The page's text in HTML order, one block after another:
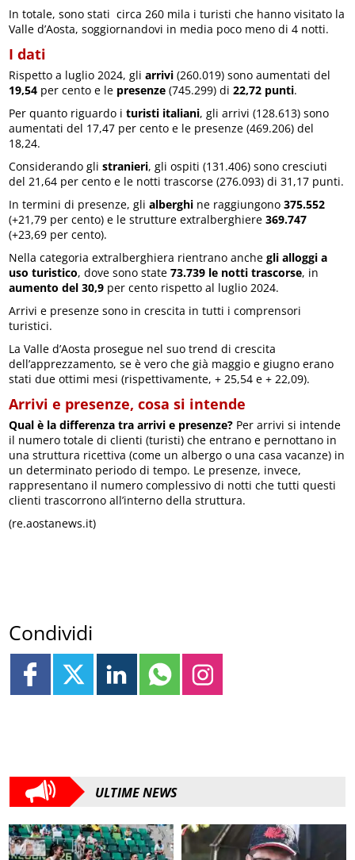
In totale, sono stati circa 260 mila i turisti che hanno visitato la
Valle d’Aosta, soggiornandovi in media poco meno di 4 notti.
I dati
Rispetto a luglio 2024, gliarrivi (260.019) sono aumentati del
19,54 per cento e le presenze (745.299) di22,72 punti.
Per quanto riguardo ituristi italiani, gli arrivi (128.613) sono
aumentati del 17,47 per cento e le presenze (469.206) del
18,24.
Considerando glistranieri, gli ospiti (131.406) sono cresciuti
del 21,64 per cento e le notti trascorse (276.093) di 31,17 punti.
In termini di presenze, glialberghi ne raggiungono375.552
(+21,79 per cento) e le strutture extralberghiere369.747
(+23,69 per cento).
Nella categoria extralberghiera rientrano anchegli alloggi a
uso turistico, dove sono state73.739 le notti trascorse, in
aumento del 30,9 per cento rispetto al luglio 2024.
Arrivi e presenze sono in crescita in tutti i comprensori
turistici.
La Valle d’Aosta prosegue nel suo trend di crescita
dell’apprezzamento, se è vero che già maggio e giugno erano
stati due ottimi mesi (rispettivamente, + 25,54 e + 22,09).
Arrivi e presenze, cosa si intende
Qual è la differenza tra arrivi e presenze? Per arrivi si intende
il numero totale di clienti (turisti) che entrano e pernottano in
una struttura ricettiva (come un albergo o una casa vacanze) in
un determinato periodo di tempo. Le presenze, invece,
rappresentano il numero complessivo di notti che tutti questi
clienti trascorrono all’interno della struttura.
(re.aostanews.it)
Condividi
ULTIME NEWS